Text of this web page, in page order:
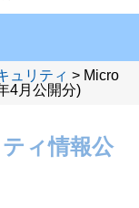
ュリティ > Micro
4月公開分)
ィ情報公